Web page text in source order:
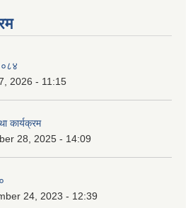
2026 - 11:15
कार्यक्रम
28, 2025 - 14:09
24, 2023 - 12:39